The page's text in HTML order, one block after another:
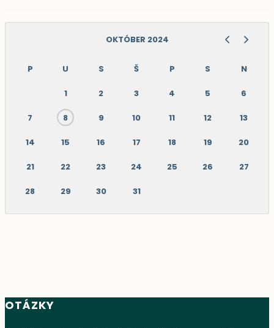
OKTÓBER 2024
P U S Š P S N
1 2 3 4 5 6
7 8 9 10 11 12 13
14 15 16 17 18 19 20
21 22 23 24 25 26 27
28 29 30 31
OTÁZKY